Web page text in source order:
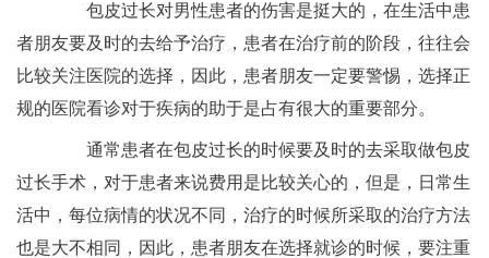
包皮过长对男性患者的伤害是挺大的，在生活中患
者朋友要及时的去给予治疗，患者在治疗前的阶段，往往会
比较关注医院的选择，因此，患者朋友一定要警惕，选择正
规的医院看诊对于疾病的助于是占有很大的重要部分。
通常患者在包皮过长的时候要及时的去采取做包皮
过长手术，对于患者来说费用是比较关心的，但是，日常生
活中，每位病情的状况不同，治疗的时候所采取的治疗方法
也是大不相同，因此，患者朋友在选择就诊的时候，要注重